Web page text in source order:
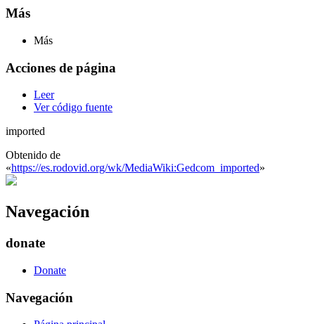
Más
Más
Acciones de página
Leer
Ver código fuente
imported
Obtenido de
«https://es.rodovid.org/wk/MediaWiki:Gedcom_imported»
Navegación
donate
Donate
Navegación